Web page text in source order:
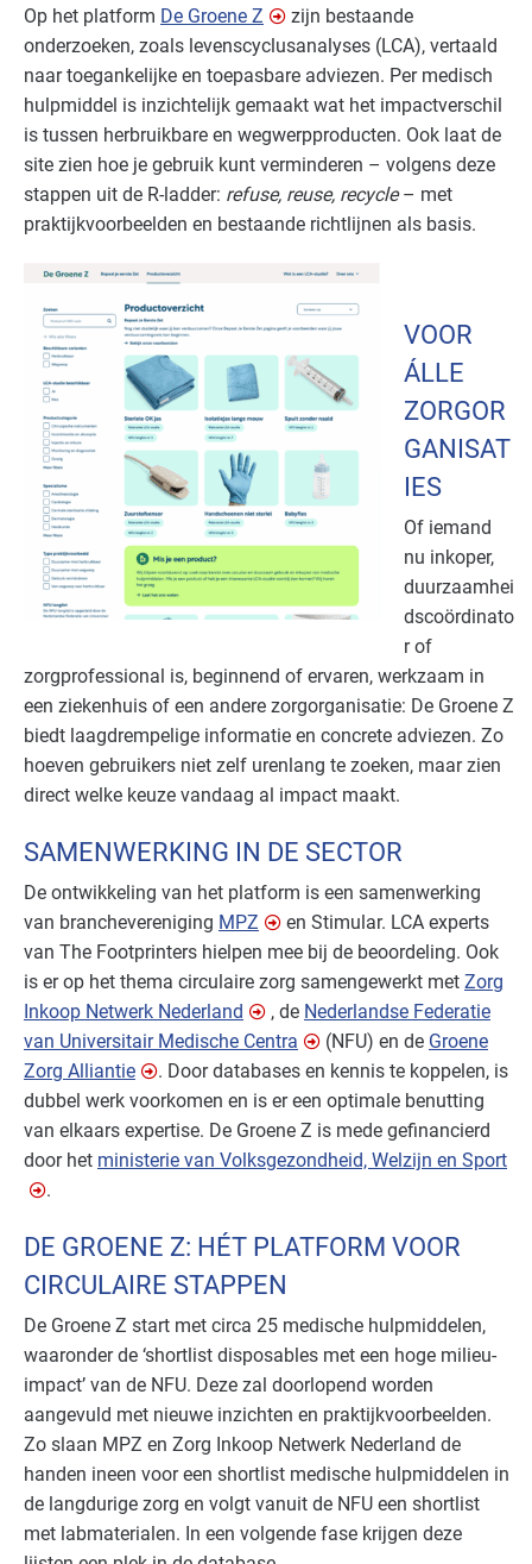
Op het platform De Groene Z
zijn bestaande
onderzoeken, zoals levenscyclusanalyses (LCA), vertaald
naar toegankelijke en toepasbare adviezen. Per medisch
hulpmiddel is inzichtelijk gemaakt wat het impactverschil
is tussen herbruikbare en wegwerpproducten. Ook laat de
site zien hoe je gebruik kunt verminderen – volgens deze
stappen uit de R-ladder: refuse, reuse, recycle– met
praktijkvoorbeelden en bestaande richtlijnen als basis.
VOOR
ÁLLE
ZORGOR
GANISAT
IES
Of iemand
nu inkoper,
duurzaamhei
dscoördinato
r of
zorgprofessional is, beginnend of ervaren, werkzaam in
een ziekenhuis of een andere zorgorganisatie: De Groene Z
biedt laagdrempelige informatie en concrete adviezen. Zo
hoeven gebruikers niet zelf urenlang te zoeken, maar zien
direct welke keuze vandaag al impact maakt.
SAMENWERKING IN DE SECTOR
De ontwikkeling van het platform is een samenwerking
van branchevereniging MPZ en Stimular. LCA experts
van The Footprinters hielpen mee bij de beoordeling. Ook
is er op het thema circulaire zorg samengewerkt met Zorg
Inkoop Netwerk Nederland
, de Nederlandse Federatie
van Universitair Medische Centra
(NFU) en de Groene
Zorg Alliantie
. Door databases en kennis te koppelen, is
dubbel werk voorkomen en is er een optimale benutting
van elkaars expertise. De Groene Z is mede gefinancierd
door het ministerie van Volksgezondheid, Welzijn en Sport
.
DE GROENE Z: HÉT PLATFORM VOOR
CIRCULAIRE STAPPEN
De Groene Z start met circa 25 medische hulpmiddelen,
waaronder de ‘shortlist disposables met een hoge milieu-
impact’ van de NFU. Deze zal doorlopend worden
aangevuld met nieuwe inzichten en praktijkvoorbeelden.
Zo slaan MPZ en Zorg Inkoop Netwerk Nederland de
handen ineen voor een shortlist medische hulpmiddelen in
de langdurige zorg en volgt vanuit de NFU een shortlist
met labmaterialen. In een volgende fase krijgen deze